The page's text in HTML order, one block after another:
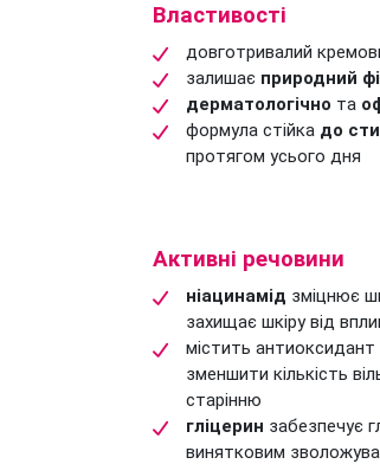
Властивості
довготривалий
залишає природний
дерматологічно та
формула стійка до
протягом усього дня
Активні речовини
ніацинамід зміцнює
захищає шкіру від
містить антиоксидант
зменшити кількість
старінню
гліцерин забезпечує
винятковим